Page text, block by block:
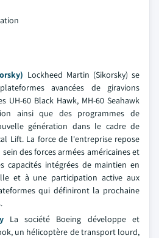
Lockheed Martin (Sikorsky) se
avancées de giravions
UH-60 Black Hawk, MH-60 Seahawk
ainsi que des programmes de
génération dans le cadre de
Lift. La force de l'entreprise repose
des forces armées américaines et
capacités intégrées de maintien en
et à une participation active aux
qui définiront la prochaine
La société Boeing développe et
un hélicoptère de transport lourd,